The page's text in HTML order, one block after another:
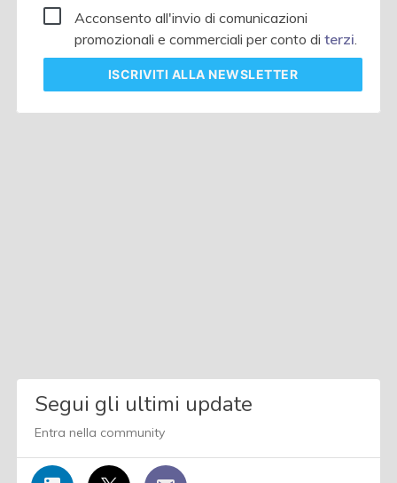
Acconsento all'invio di comunicazioni
promozionali e commerciali per conto diterzi
ISCRIVITI ALLA NEWSLETTER
Segui gli ultimi update
Entra nella community